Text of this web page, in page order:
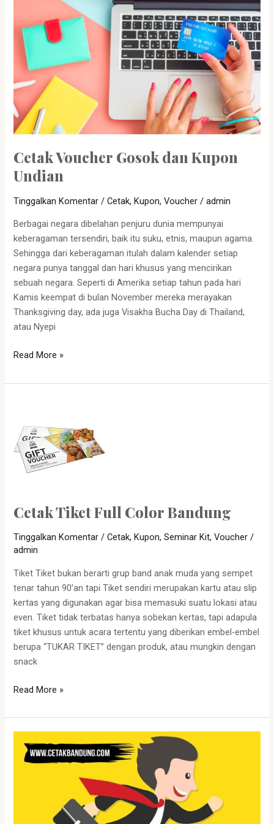
Cetak Voucher Gosok dan Kupon
Undian
Tinggalkan Komentar /Cetak,Kupon,Voucher /admin
Berbagai negara dibelahan penjuru dunia mempunyai
keberagaman tersendiri, baik itu suku, etnis, maupun agama.
Sehingga dari keberagaman itulah dalam kalender setiap
negara punya tanggal dan hari khusus yang mencirikan
sebuah negara. Seperti di Amerika setiap tahun pada hari
Kamis keempat di bulan November mereka merayakan
Thanksgiving day, ada juga Visakha Bucha Day di Thailand,
atau Nyepi
Read More »
Cetak Tiket Full Color Bandung
Tinggalkan Komentar /Cetak,Kupon,Seminar Kit,Voucher /
admin
Tiket Tiket bukan berarti grup band anak muda yang sempet
tenar tahun 90’an tapi Tiket sendiri merupakan kartu atau slip
kertas yang digunakan agar bisa memasuki suatu lokasi atau
even. Tiket tidak terbatas hanya sobekan kertas, tapi adapula
tiket khusus untuk acara tertentu yang diberikan embel-embel
berupa “TUKAR TIKET” dengan produk, atau mungkin dengan
snack
Full
Color
Bandung
Read More »
Cetak
Kupon
Cepat